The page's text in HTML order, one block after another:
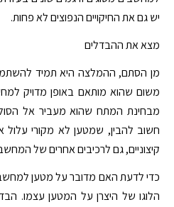
יש גם את החיקויים הנפוצים לא פחות.
מצא את ההבדלים
מן הסתם, ההמלצה היא תמיד
משום שהוא מותאם באופן מדויק
מבחינת המתח שהוא מעביר אל
חשוב להבין, שמטען לא מקורי עלול
קיצוניים, גם לרכיבים אחרים של
כדי לדעת האם מדובר על מטען
הלוגו של היצרן על המטען עצמו.